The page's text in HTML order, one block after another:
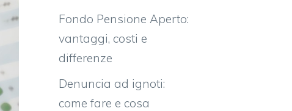
Fondo Pensione Aperto:
vantaggi, costi e
differenze
Denuncia ad ignoti:
come fare e cosa